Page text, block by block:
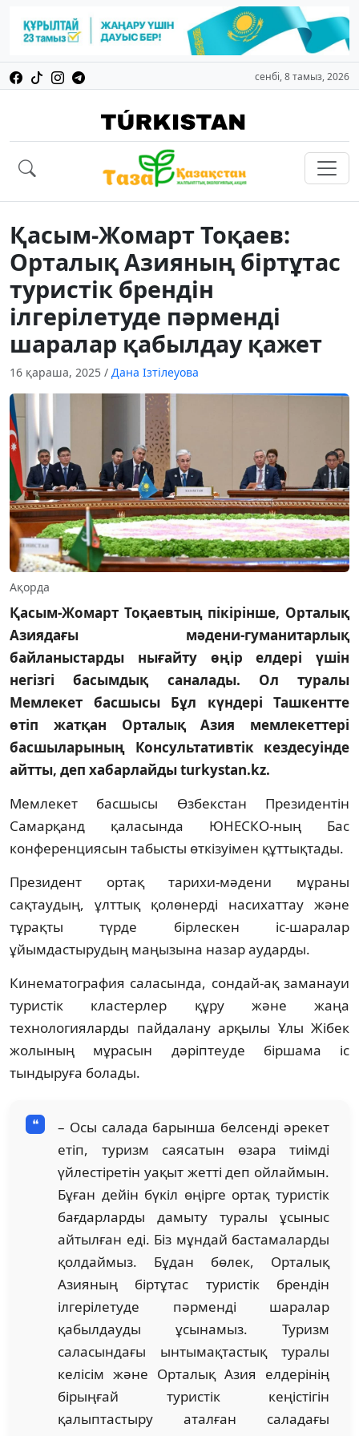
сенбі, 8 тамыз, 2026
Қасым-Жомарт Тоқаев:
Орталық Азияның біртұтас
туристік брендін
ілгерілетуде пәрменді
шаралар қабылдау қажет
16 қараша, 2025 / Дана Ізтілеуова
Ақорда
Қасым-Жомарт Тоқаевтың пікірінше, Орталық
Азиядағы мәдени-гуманитарлық
байланыстарды нығайту өңір елдері үшін
негізгі басымдық саналады. Ол туралы
Мемлекет басшысы Бұл күндері Ташкентте
өтіп жатқан Орталық Азия мемлекеттері
басшыларының Консультативтік кездесуінде
айтты, деп хабарлайды turkystan.kz.
Мемлекет басшысы Өзбекстан Президентін
Самарқанд қаласында ЮНЕСКО-ның Бас
конференциясын табысты өткізуімен құттықтады.
Президент ортақ тарихи-мәдени мұраны
сақтаудың, ұлттық қолөнерді насихаттау және
тұрақты түрде бірлескен іс-шаралар
ұйымдастырудың маңызына назар аударды.
Кинематография саласында, сондай-ақ заманауи
туристік кластерлер құру және жаңа
технологияларды пайдалану арқылы Ұлы Жібек
жолының мұрасын дәріптеуде біршама іс
тындыруға болады.
– Осы салада барынша белсенді әрекет
етіп, туризм саясатын өзара тиімді
үйлестіретін уақыт жетті деп ойлаймын.
Бұған дейін бүкіл өңірге ортақ туристік
бағдарларды дамыту туралы ұсыныс
айтылған еді. Біз мұндай бастамаларды
қолдаймыз. Бұдан бөлек, Орталық
Азияның біртұтас туристік брендін
ілгерілетуде пәрменді шаралар
қабылдауды ұсынамыз. Туризм
саласындағы ынтымақтастық туралы
келісім және Орталық Азия елдерінің
бірыңғай туристік кеңістігін
қалыптастыру аталған саладағы